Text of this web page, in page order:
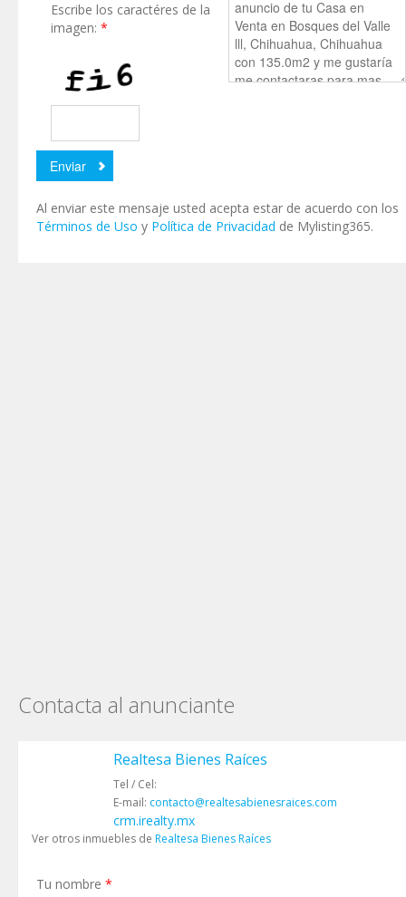
Escribe los caractéres de la
imagen:*
Al enviar este mensaje usted acepta estar de acuerdo con los
Términos de Uso y Política de Privacidad de Mylisting365.
Contacta al anunciante
Realtesa Bienes Raíces
Tel / Cel:
E-mail: contacto@realtesabienesraices.com
crm.irealty.mx
Ver otros inmuebles de Realtesa Bienes Raíces
Tu nombre *